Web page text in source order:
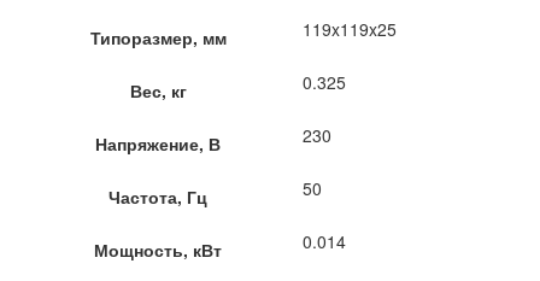
Типоразмер, мм 119x119x25
Вес, кг 0.325
Напряжение, В 230
Частота, Гц 50
Мощность, кВт 0.014